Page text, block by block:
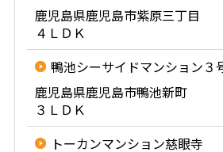
鹿児島県鹿児島市紫原三丁目
４ＬＤＫ
鴨池シーサイドマンション３
鹿児島県鹿児島市鴨池新町
３ＬＤＫ
トーカンマンション慈眼寺